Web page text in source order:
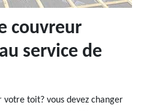
couvreur
service de
votre toit? vous devez changer